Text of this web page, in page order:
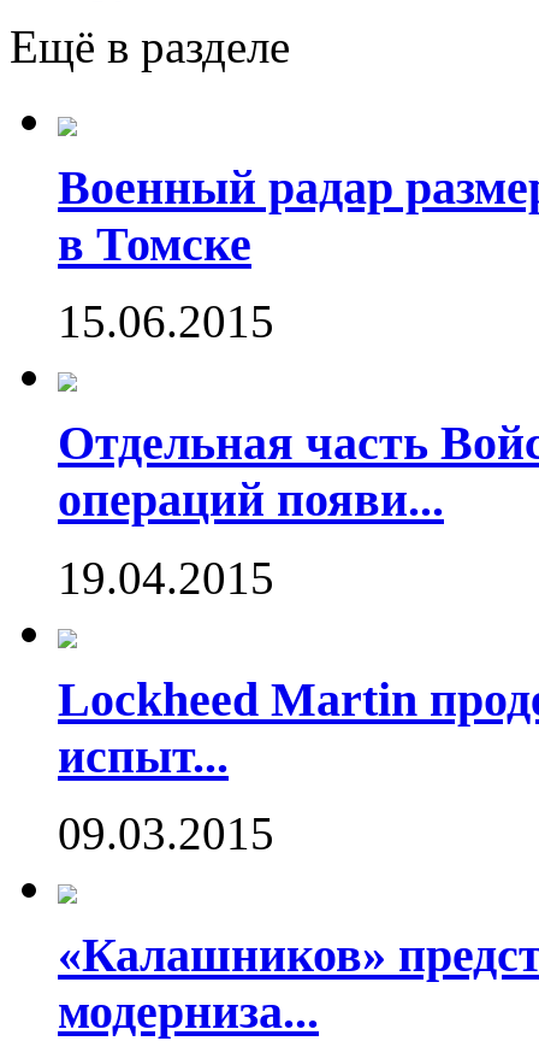
Ещё в разделе
Военный радар
в Томске
15.06.2015
Отдельная часть
операций появи...
19.04.2015
Lockheed Martin
испыт...
09.03.2015
«Калашников»
модерниза...